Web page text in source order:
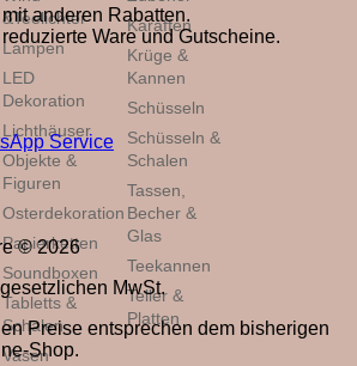
&Teelichter
Lampen
LED
Dekoration
Lichthäuser
Objekte &
Figuren
Osterdekoration
Papierketten
Soundboxen
Tabletts &
Schalen
Vasen
Karaffen
Krüge &
Kannen
Schüsseln
Schüsseln &
Schalen
Tassen,
Becher &
Glas
Teekannen
Teller &
Platten
anderen Rabatten.
Ware und Gutscheine.
Service
© 2026
MwSt.
Preise entsprechen dem bisherigen
Shop.